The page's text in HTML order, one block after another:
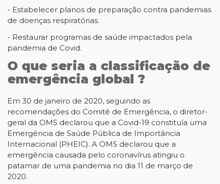
- Estabelecer planos de preparação contra pandemias
de doenças respiratórias.
- Restaurar programas de saúde impactados pela
pandemia de Covid.
O que seria a classificação de
emergência global ?
Em 30 de janeiro de 2020, seguindo as
recomendações do Comitê de Emergência, o diretor-
geral da OMS declarou que a Covid-19 constituía uma
Emergência de Saúde Pública de Importância
Internacional (PHEIC). A OMS declarou que a
emergência causada pelo coronavírus atingiu o
patamar de uma pandemia no dia 11 de março de
2020.